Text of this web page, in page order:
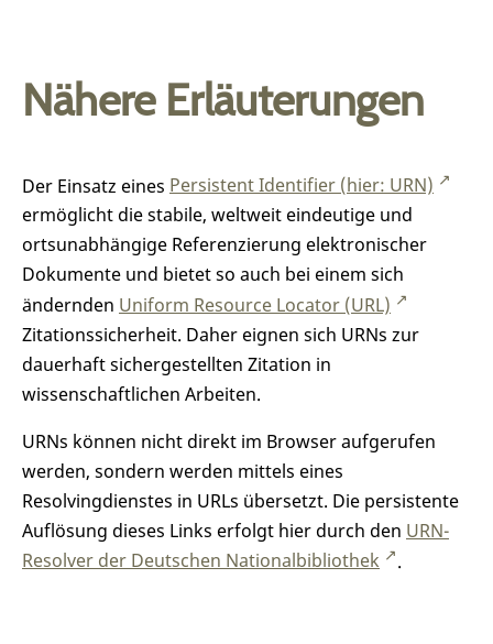
Nähere Erläuterungen
Der Einsatz eines Persistent Identifier (hier: URN)
ermöglicht die stabile, weltweit eindeutige und
ortsunabhängige Referenzierung elektronischer
Dokumente und bietet so auch bei einem sich
ändernden Uniform Resource Locator (URL)
Zitationssicherheit. Daher eignen sich URNs zur
dauerhaft sichergestellten Zitation in
wissenschaftlichen Arbeiten.
URNs können nicht direkt im Browser aufgerufen
werden, sondern werden mittels eines
Resolvingdienstes in URLs übersetzt. Die persistente
Auflösung dieses Links erfolgt hier durch den URN-
Resolver der Deutschen Nationalbibliothek
.